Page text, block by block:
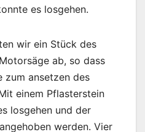
es losgehen.
wir ein Stück des
ab, so dass
zum ansetzen des
einem Pflasterstein
losgehen und der
werden. Vier